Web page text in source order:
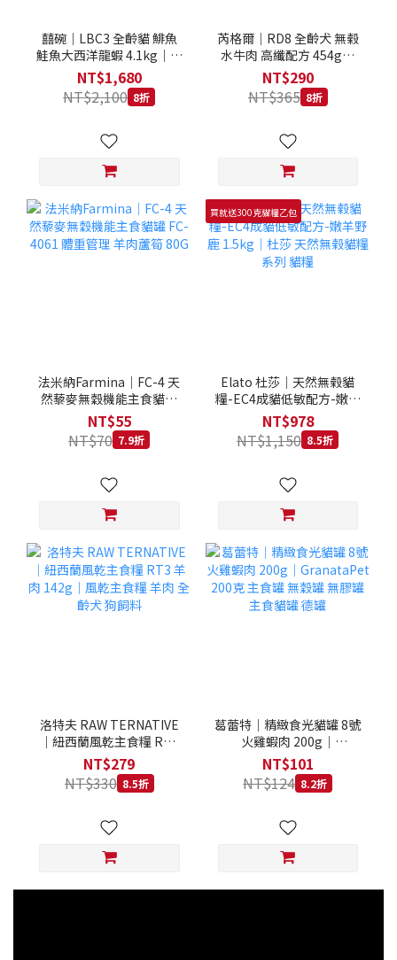
囍碗｜LBC3 全齡貓 鯡魚
鮭魚大西洋龍蝦 4.1kg｜加
拿大 Loveabowl 天然無穀
糧 4.1公斤 成貓 無穀貓飼
料
NT$1,680
NT$2,100 8折
芮格爾｜RD8 全齡犬 無榖
水牛肉 高纖配方 454g｜
REGAL 天然犬糧 狗飼料
NT$290
NT$365 8折
法米納Farmina｜FC-4 天
然藜麥無穀機能主食貓罐
FC-4061 體重管理 羊肉蘆
筍 80G
NT$55
NT$70 7.9折
買就送300克貓糧乙包
Elato 杜莎｜天然無榖貓
糧-EC4成貓低敏配方-嫩羊
野鹿 1.5kg｜杜莎 天然無
榖貓糧系列 貓糧
NT$978
NT$1,150 8.5折
洛特夫 RAW TERNATIVE
｜紐西蘭風乾主食糧 RT3
羊肉 142g｜風乾主食糧 羊
肉 全齡犬 狗飼料
NT$279
NT$330 8.5折
葛蕾特｜精緻食光貓罐 8號
火雞蝦肉 200g｜
GranataPet 200克 主食罐
無穀罐 無膠罐 主食貓罐 德
罐
NT$101
NT$124 8.2折